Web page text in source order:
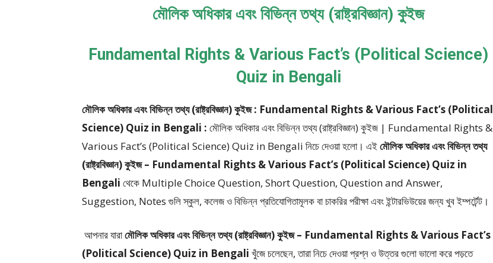
মৌলিক অধিকার এবং বিভিন্ন তথ্য (রাষ্ট্রবিজ্ঞান) কুইজ
Fundamental Rights & Various Fact’s (Political Science)
Quiz in Bengali
মৌলিক অধিকার এবং বিভিন্ন তথ্য (রাষ্ট্রবিজ্ঞান) কুইজ : Fundamental Rights & Various Fact’s (Political
Science) Quiz in Bengali : মৌলিক অধিকার এবং বিভিন্ন তথ্য (রাষ্ট্রবিজ্ঞান) কুইজ | Fundamental Rights &
Various Fact’s (Political Science) Quiz in Bengali নিচে দেওয়া হলো। এইমৌলিক অধিকার এবং বিভিন্ন তথ্য
(রাষ্ট্রবিজ্ঞান) কুইজ – Fundamental Rights & Various Fact’s (Political Science) Quiz in
Bengali থেকে Multiple Choice Question, Short Question, Question and Answer,
Suggestion, Notes গুলি স্কুল, কলেজ ও বিভিন্ন প্রতিযোগিতামূলক বা চাকরির পরীক্ষা এবং ইন্টারভিউয়ের জন্য খুব ইম্পর্টেন্ট।
আপনার যারামৌলিক অধিকার এবং বিভিন্ন তথ্য (রাষ্ট্রবিজ্ঞান) কুইজ – Fundamental Rights & Various Fact’s
(Political Science) Quiz in Bengali খুঁজে চলেছেন, তারা নিচে দেওয়া প্রশ্ন ও উত্তর গুলো ভালো করে পড়তে